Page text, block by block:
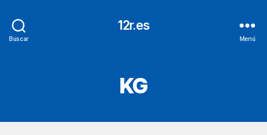
Buscar
12r.es
Menú
KG